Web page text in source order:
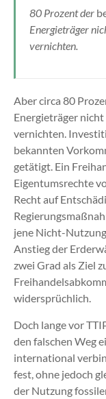
80 Prozent der
Energieträger
vernichten.
Aber circa 80
Energieträger
vernichten.
bekannten
getätigt. Ein
Eigentumsrechte
Recht auf
jene Nicht-
Anstieg der
zwei Grad als Ziel
widersprüchlich.
Doch lange vor
den falschen Weg
international
fest, ohne jedoch
der Nutzung